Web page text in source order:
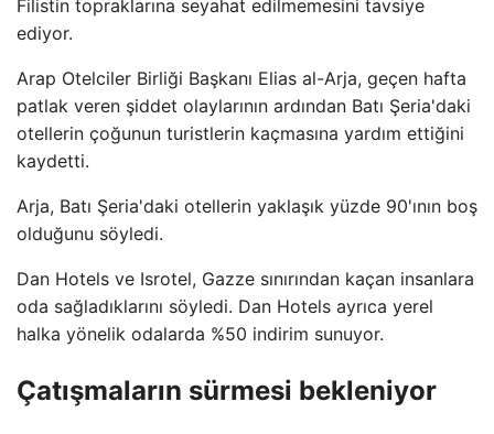
Filistin topraklarına seyahat edilmemesini tavsiye
ediyor.
Arap Otelciler Birliği Başkanı Elias al-Arja, geçen hafta
patlak veren şiddet olaylarının ardından Batı Şeria'daki
otellerin çoğunun turistlerin kaçmasına yardım ettiğini
kaydetti.
Arja, Batı Şeria'daki otellerin yaklaşık yüzde 90'ının boş
olduğunu söyledi.
Dan Hotels ve Isrotel, Gazze sınırından kaçan insanlara
oda sağladıklarını söyledi. Dan Hotels ayrıca yerel
halka yönelik odalarda %50 indirim sunuyor.
Çatışmaların sürmesi bekleniyor